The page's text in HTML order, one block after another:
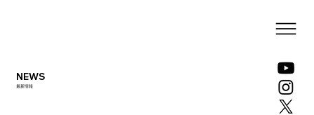
NEWS
最新情報